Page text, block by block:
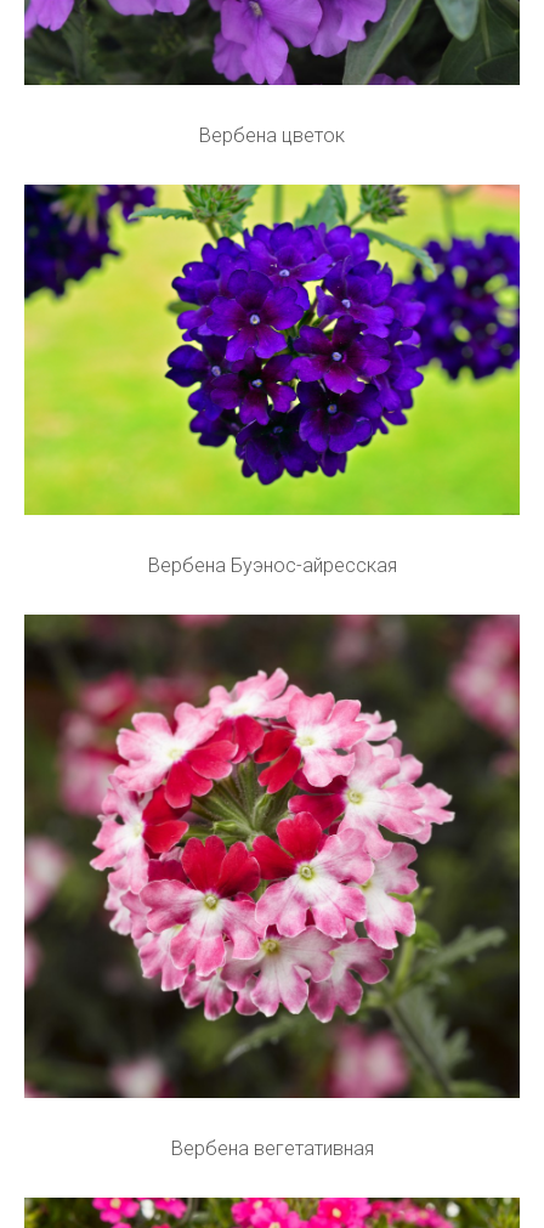
Вербена цветок
Вербена Буэнос-айресская
Вербена вегетативная